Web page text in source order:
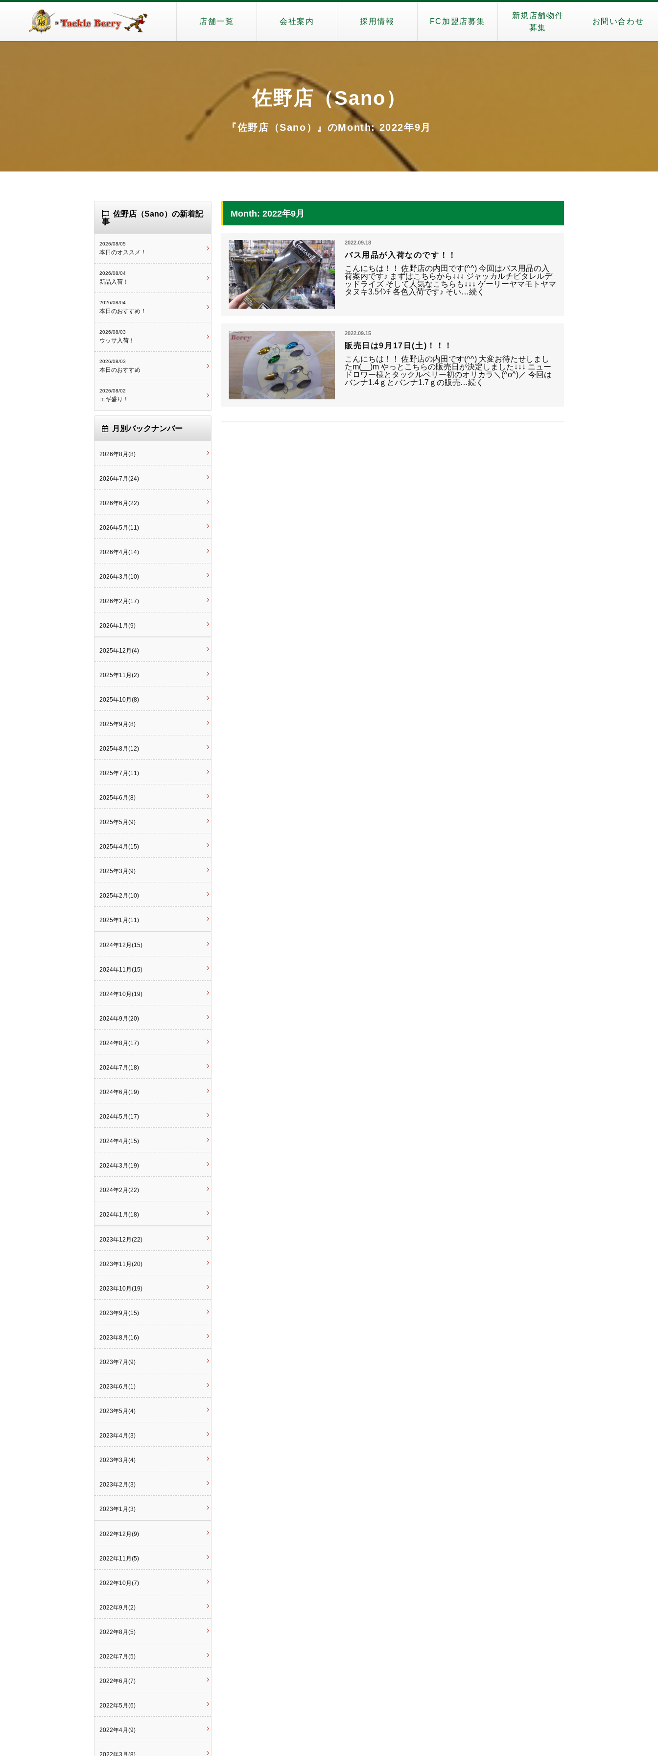
店舗一覧 会社案内 採用情報 FC加盟店募集
新規店舗物件
募集
お問い合わせ
佐野店（Sano）
『佐野店（Sano）』のMonth: 2022年9月
Month: 2022年9月
2022.09.18
バス用品が入荷なのです！！
こんにちは！！ 佐野店の内田です(^^) 今回はバス用品の入
荷案内です♪ まずはこちらから↓↓↓ ジャッカルチビタレルデ
ッドライズ そして人気なこちらも↓↓↓ ゲーリーヤマモトヤマ
タヌキ3.5ｲﾝﾁ 各色入荷です♪ そい…続く
2022.09.15
販売日は9月17日(土)！！！
こんにちは！！ 佐野店の内田です(^^) 大変お待たせしまし
たm(__)m やっとこちらの販売日が決定しました↓↓↓ ニュー
ドロワー様とタックルベリー初のオリカラ＼(^o^)／ 今回は
バンナ1.4ｇとバンナ1.7ｇの販売…続く
佐野店（Sano）の新着記
事
2026/08/05
本日のオススメ！
2026/08/04
新品入荷！
2026/08/04
本日のおすすめ！
2026/08/03
ウッサ入荷！
2026/08/03
本日のおすすめ
2026/08/02
エギ盛り！
月別バックナンバー
2026年8月(8)
2026年7月(24)
2026年6月(22)
2026年5月(11)
2026年4月(14)
2026年3月(10)
2026年2月(17)
2026年1月(9)
2025年12月(4)
2025年11月(2)
2025年10月(8)
2025年9月(8)
2025年8月(12)
2025年7月(11)
2025年6月(8)
2025年5月(9)
2025年4月(15)
2025年3月(9)
2025年2月(10)
2025年1月(11)
2024年12月(15)
2024年11月(15)
2024年10月(19)
2024年9月(20)
2024年8月(17)
2024年7月(18)
2024年6月(19)
2024年5月(17)
2024年4月(15)
2024年3月(19)
2024年2月(22)
2024年1月(18)
2023年12月(22)
2023年11月(20)
2023年10月(19)
2023年9月(15)
2023年8月(16)
2023年7月(9)
2023年6月(1)
2023年5月(4)
2023年4月(3)
2023年3月(4)
2023年2月(3)
2023年1月(3)
2022年12月(9)
2022年11月(5)
2022年10月(7)
2022年9月(2)
2022年8月(5)
2022年7月(5)
2022年6月(7)
2022年5月(6)
2022年4月(9)
2022年3月(8)